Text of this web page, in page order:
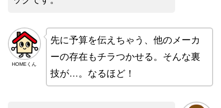
HOMEくん
先に予算を伝えちゃう、他のメーカ
ーの存在もチラつかせる。そんな裏
技が…。なるほど！